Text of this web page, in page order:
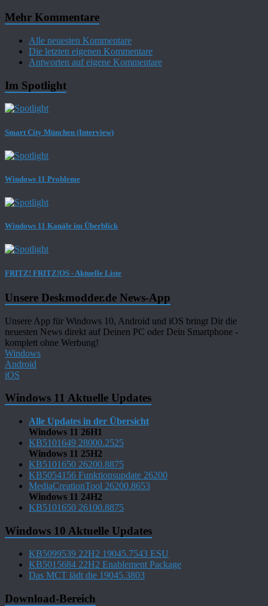
Mehr Kommentare
Alle neuesten Kommentare
Die letzten eigenen Kommentare
Antworten auf eigene Kommentare
Im Spotlight
Smart City München (Interview)
Windows 11 Probleme
Windows 11 Kanäle im Überblick
FRITZ! FRITZ!OS - Aktuelle Liste
Unsere Deskmodder.de News-App
Unsere App für Windows 10, Android und iOS bringt Dir die
neuesten News direkt auf Deinen PC oder Dein Smartphone -
komplett ohne Werbung!
Windows
Android
iOS
Windows 11 Aktuelle Updates
Alle Updates in der Übersicht
Windows 11 26H1
KB5101649 28000.2525
Windows 11 25H2
KB5101650 26200.8875
KB5054156 Funktionsupdate 26200
MediaCreationTool 26200.8653
Windows 11 24H2
KB5101650 26100.8875
Windows 10 Aktuelle Updates
KB5099539 22H2 19045.7543 ESU
KB5015684 22H2 Enablement Package
Das MCT lädt die 19045.3803
Download-Bereich